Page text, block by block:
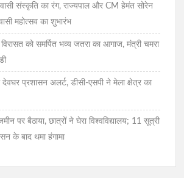
संस्कृति का रंग, राज्यपाल और CM हेमंत सोरेन
महोत्सव का शुभारंभ
को समर्पित भव्य जतरा का आगाज, मंत्री चमरा
देवघर प्रशासन अलर्ट, डीसी-एसपी ने मेला क्षेत्र का
पर बैठाया, छात्रों ने घेरा विश्वविद्यालय; 11 सूत्री
के बाद थमा हंगामा